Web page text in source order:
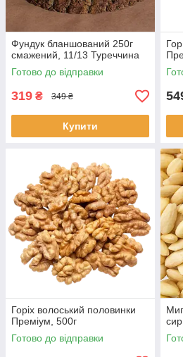
Фундук бланшований 250г
смажений, 11/13 Туреччина
Готово до відправки
319 ₴ 349 ₴
Купити
Горіх волоський половинки
Преміум, 500г
Готово до відправки